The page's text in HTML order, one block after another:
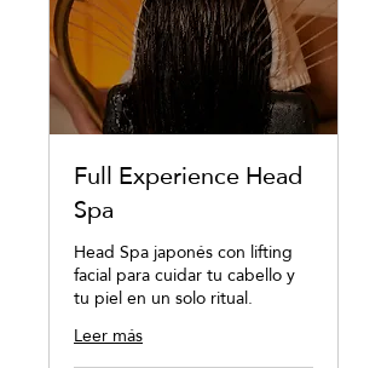
Full Experience Head
Spa
Head Spa japonés con lifting
facial para cuidar tu cabello y
tu piel en un solo ritual.
Leer más